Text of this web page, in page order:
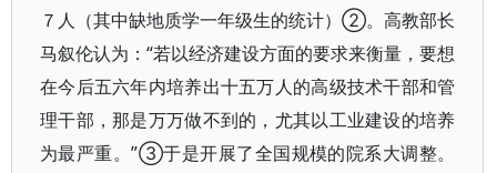
７人（其中缺地质学一年级生的统计）②。高教部长
马叙伦认为：“若以经济建设方面的要求来衡量，要想
在今后五六年内培养出十五万人的高级技术干部和管
理干部，那是万万做不到的，尤其以工业建设的培养
为最严重。”③于是开展了全国规模的院系大调整。